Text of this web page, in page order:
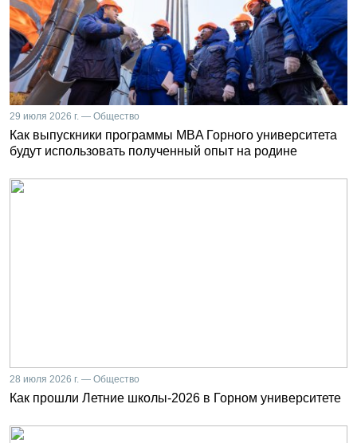
29 июля 2026 г. — Общество
Как выпускники программы MBA Горного университета
будут использовать полученный опыт на родине
28 июля 2026 г. — Общество
Как прошли Летние школы-2026 в Горном университете